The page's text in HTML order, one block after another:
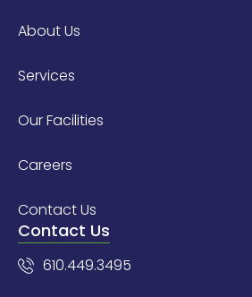
About Us
Services
Our Facilities
Careers
Contact Us
Contact Us
610.449.3495